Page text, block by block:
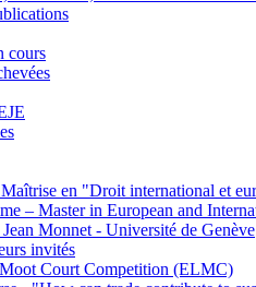
cours
en "Droit international et
– Master in European and
Monnet - Université de Genève
invités
Court Competition (ELMC)